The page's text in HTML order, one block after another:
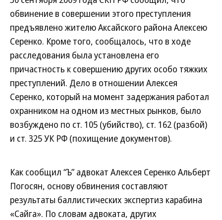
обвинение в совершении этого преступления
предъявлено жителю Аксайского района Алексею
Серенко. Кроме того, сообщалось, что в ходе
расследования была установлена его
причастность к совершению других особо тяжких
преступлений. Дело в отношении Алексея
Серенко, который на момент задержания работал
охранником на одном из местных рынков, было
возбуждено по ст. 105 (убийство), ст. 162 (разбой)
и ст. 325 УК РФ (похищение документов).
Как сообщил “Ъ” адвокат Алексея Серенко Альберт
Погосян, основу обвинения составляют
результаты баллистических экспертиз карабина
«Сайга». По словам адвоката, других